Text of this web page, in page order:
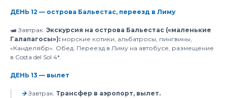
ДЕНЬ 12 — острова Бальестас, переезд в Лиму
🛥️ Завтрак. Экскурсия на острова Бальестас («маленькие
Галапагосы»): морские котики, альбатросы, пингвины,
«Канделябр». Обед. Переезд в Лиму на автобусе, размещение
в Costa del Sol 4*.
ДЕНЬ 13 — вылет
✈️Завтрак. Трансфер в аэропорт, вылет.